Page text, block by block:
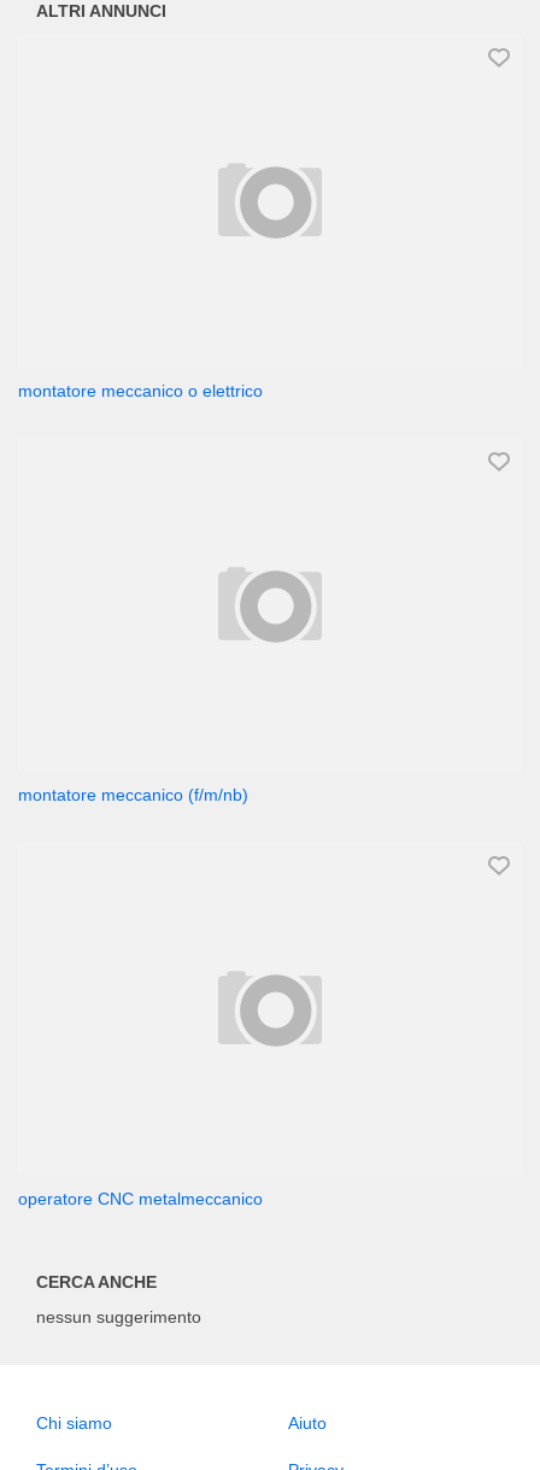
ALTRI ANNUNCI
montatore meccanico o elettrico
montatore meccanico (f/m/nb)
operatore CNC metalmeccanico
CERCA ANCHE
nessun suggerimento
Chi siamo Aiuto